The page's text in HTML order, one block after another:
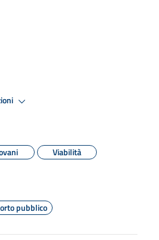
Viabilità
pubblico